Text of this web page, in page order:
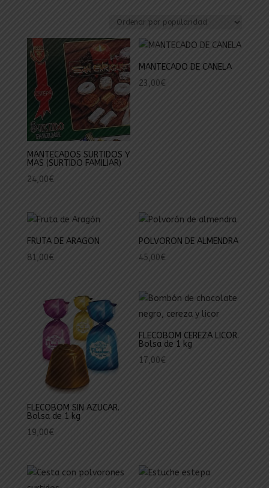
MANTECADOS SURTIDOS Y
MAS (SURTIDO FAMILIAR)
24,00€
MANTECADO DE CANELA
23,00€
FRUTA DE ARAGON
81,00€
POLVORON DE ALMENDRA
45,00€
FLECOBOM SIN AZUCAR.
Bolsa de 1 kg
19,00€
FLECOBOM CEREZA LICOR.
Bolsa de 1 kg
17,00€